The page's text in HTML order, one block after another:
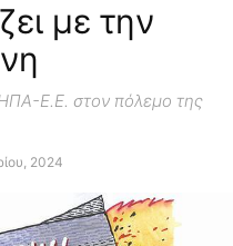
με την
Ε.Ε. στον πόλεμο της
2024